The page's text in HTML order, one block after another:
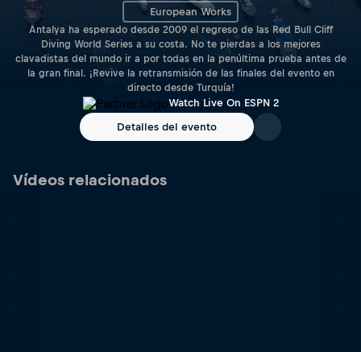
European Works
Antalya ha esperado desde 2009 el regreso de las Red Bull Cliff
Diving World Series a su costa. No te pierdas a los mejores
clavadistas del mundo ir a por todas en la penúltima prueba antes de
la gran final. ¡Revive la retransmisión de las finales del evento en
directo desde Turquía!
Watch Live On ESPN 2
Detalles del evento
Vídeos relacionados